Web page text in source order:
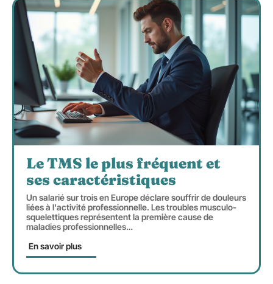
Le TMS le plus fréquent et
ses caractéristiques
Un salarié sur trois en Europe déclare souffrir de douleurs
liées à l'activité professionnelle. Les troubles musculo-
squelettiques représentent la première cause de
maladies professionnelles…
En savoir plus